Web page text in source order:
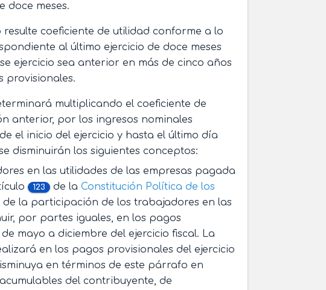
doce meses.
coeficiente de utilidad conforme a lo
al último ejercicio de doce meses
ejercicio sea anterior en más de cinco años
provisionales.
multiplicando el coeficiente de
anterior, por los ingresos nominales
el inicio del ejercicio y hasta el último día
disminuirán los siguientes conceptos:
en las utilidades de las empresas pagada
123 de laConstitución Política de los
de la participación de los trabajadores en las
por partes iguales, en los pagos
mayo a diciembre del ejercicio fiscal. La
en los pagos provisionales del ejercicio
en términos de este párrafo en
del contribuyente, de